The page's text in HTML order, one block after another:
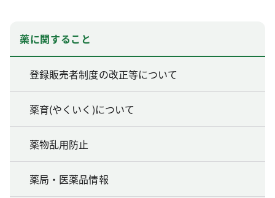
薬に関すること
登録販売者制度の改正等について
薬育(やくいく)について
薬物乱用防止
薬局・医薬品情報